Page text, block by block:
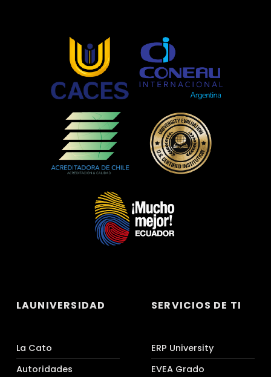
LAUNIVERSIDAD
La Cato
Autoridades
SERVICIOS DE TI
ERP University
EVEA Grado